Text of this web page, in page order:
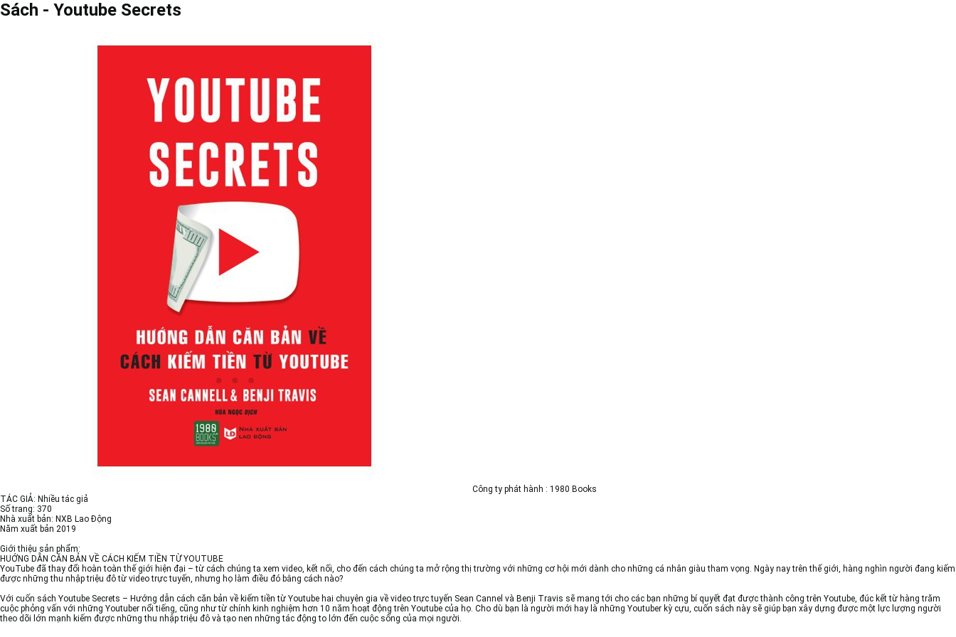
Sách - Youtube Secrets
Công ty phát hành : 1980 Books
TÁC GIẢ: Nhiều tác giả
Số trang: 370
Nhà xuất bản: NXB Lao Động
Năm xuất bản 2019
Giới thiệu sản phẩm:
HUỚNG DẪN CĂN BẢN VỀ CÁCH KIẾM TIỀN TỪ YOUTUBE
YouTube đã thay đổi hoàn toàn thế giới hiện đại – từ cách chúng ta xem video, kết nối, cho đến cách chúng ta mở rộng thị trường với những cơ hội mới dành cho những cá nhân giàu tham vọng. Ngày nay trên thế giới, hàng nghìn người đang kiếm
được những thu nhập triệu đô từ video trực tuyến, nhưng họ làm điều đó bằng cách nào?
Với cuốn sách Youtube Secrets – Hướng dẫn cách căn bản về kiếm tiền từ Youtube hai chuyên gia về video trực tuyến Sean Cannel và Benji Travis sẽ mang tới cho các bạn những bí quyết đạt được thành công trên Youtube, đúc kết từ hàng trăm
cuộc phỏng vấn với những Youtuber nổi tiếng, cũng như từ chính kinh nghiệm hơn 10 năm hoạt động trên Youtube của họ. Cho dù bạn là người mới hay là những Youtuber kỳ cựu, cuốn sách này sẽ giúp bạn xây dựng được một lực lượng người
theo dõi lớn mạnh kiếm được những thu nhập triệu đô và tạo nen những tác động to lớn đến cuộc sống của mọi người.